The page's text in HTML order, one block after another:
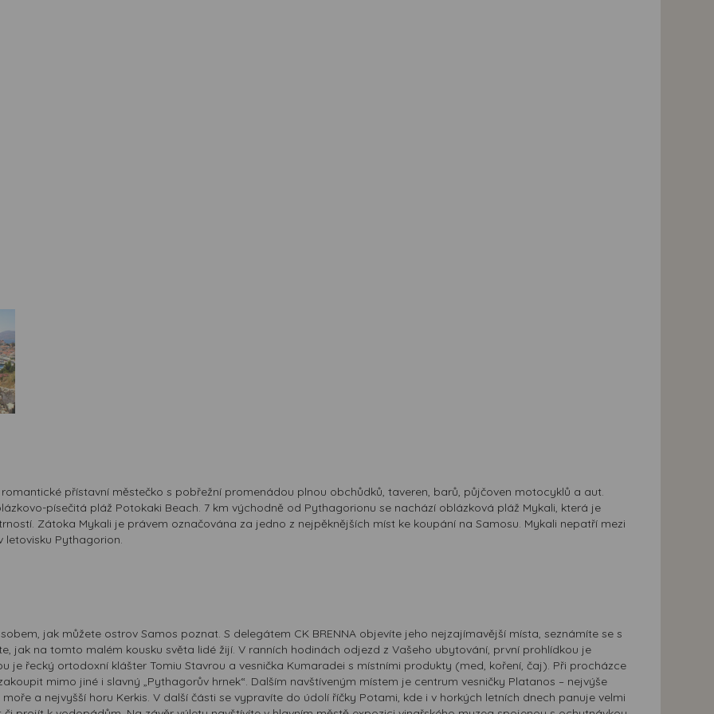
přístavní městečko s pobřežní promenádou plnou obchůdků, taveren, barů, půjčoven motocyklů a aut.
písečitá pláž Potokaki Beach. 7 km východně od Pythagorionu se nachází oblázková pláž Mykali, která je
Zátoka Mykali je právem označována za jedno z nejpěknějších míst ke koupání na Samosu. Mykali nepatří mezi
letovisku Pythagorion.
jak můžete ostrov Samos poznat. S delegátem CK BRENNA objevíte jeho nejzajímavější místa, seznámíte se s
jak na tomto malém kousku světa lidé žijí. V ranních hodinách odjezd z Vašeho ubytování, první prohlídkou je
je řecký ortodoxní klášter Tomiu Stavrou a vesnička Kumaradei s místními produkty (med, koření, čaj). Při procházce
mimo jiné i slavný „Pythagorův hrnek“. Dalším navštíveným místem je centrum vesničky Platanos – nejvýše
a nejvyšší horu Kerkis. V další části se vypravíte do údolí říčky Potami, kde i v horkých letních dnech panuje velmi